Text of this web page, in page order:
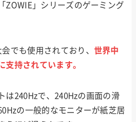
ZOWIE」シリーズのゲーミング
でも使用されており、 世界中
支持されています。
は240Hzで、240Hzの画面の滑
の一般的なモニターが紙芝居